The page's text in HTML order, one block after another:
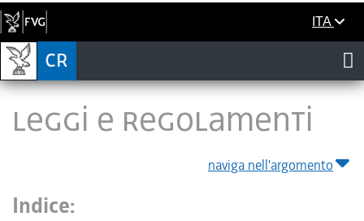
ITA
LEGGI E REGOLAMENTI
naviga nell'argomento
Indice: